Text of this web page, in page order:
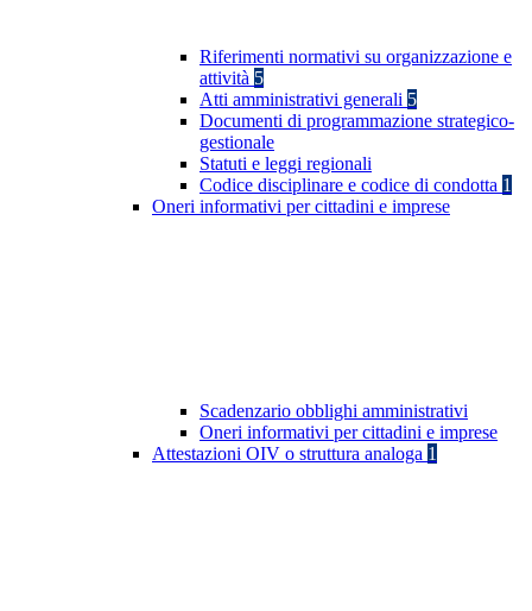
Riferimenti normativi su organizzazione e
attività 5
Atti amministrativi generali 5
Documenti di programmazione strategico-
gestionale
Statuti e leggi regionali
Codice disciplinare e codice di condotta 1
Oneri informativi per cittadini e imprese
Scadenzario obblighi amministrativi
Oneri informativi per cittadini e imprese
Attestazioni OIV o struttura analoga 1